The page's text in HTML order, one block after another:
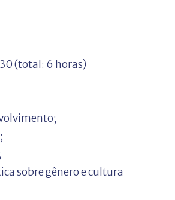
(total: 6 horas)
sobre gênero e cultura